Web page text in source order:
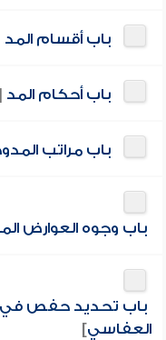
باب أقسام المد
باب أحكام المد
باب مراتب
باب وجوه العوارض
باب تحديد حفص في
العفاسي]